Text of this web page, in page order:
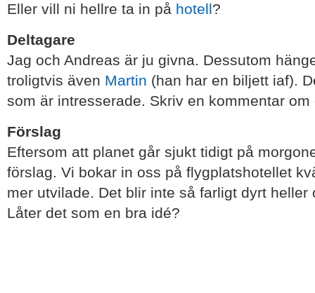
Eller vill ni hellre ta in på hotell?
Deltagare
Jag och Andreas är ju givna. Dessutom
troligtvis även Martin (han har en biljett iaf).
som är intresserade. Skriv en kommentar
Förslag
Eftersom att planet går sjukt tidigt på
förslag. Vi bokar in oss på flygplatshotellet
mer utvilade. Det blir inte så farligt dyrt heller
Låter det som en bra idé?